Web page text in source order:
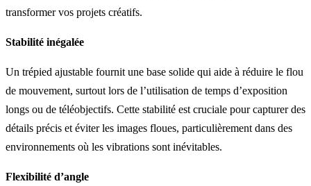
transformer vos projets créatifs.
Stabilité inégalée
Un trépied ajustable fournit une base solide qui aide à réduire le flou
de mouvement, surtout lors de l’utilisation de temps d’exposition
longs ou de téléobjectifs. Cette stabilité est cruciale pour capturer des
détails précis et éviter les images floues, particulièrement dans des
environnements où les vibrations sont inévitables.
Flexibilité d’angle